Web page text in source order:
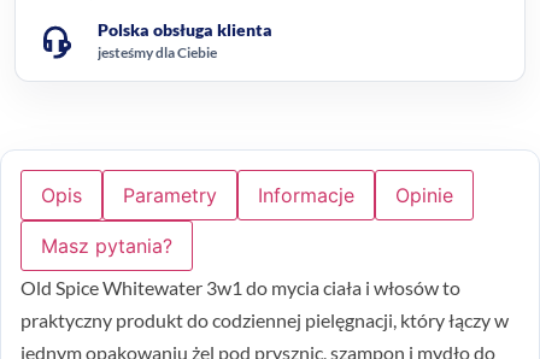
Polska obsługa klienta
jesteśmy dla Ciebie
Opis Parametry Informacje Opinie
Masz pytania?
Old Spice Whitewater 3w1 do mycia ciała i włosów to
praktyczny produkt do codziennej pielęgnacji, który łączy w
jednym opakowaniu żel pod prysznic, szampon i mydło do